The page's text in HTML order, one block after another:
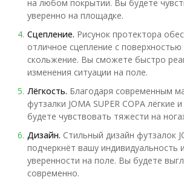
на любом покрытии. Вы будете
уверенно на площадке.
Сцепление. Рисунок протектора
отличное сцепление с
скольжение. Вы сможете быстро
изменения ситуации на поле.
Лёгкость. Благодаря современным
футзалки JOMA SUPER COPA лёгкие
будете чувствовать тяжести на
Дизайн. Стильный дизайн футзалок
подчеркнёт вашу индивидуальность
уверенности на поле. Вы будете
современно.